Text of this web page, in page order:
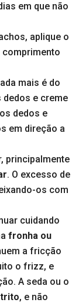
em que não
aplique o
comprimento
mais é do
e creme
dedos e
em direção a
principalmente
. O excesso de
os com
cuidando
fronha ou
a fricção
o frizz, e
A seda ou o
, e não